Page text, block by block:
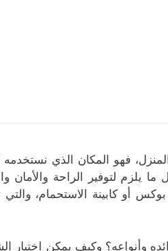
فهو المكان الذي نستخدمه
يلزم لتوفير الراحة والأمان
أو كابينة الاستحمام،
وأنواعه؟ وكيف يمكن اختيار